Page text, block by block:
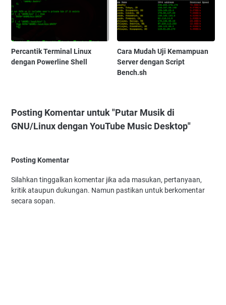
Percantik Terminal Linux
dengan Powerline Shell
Cara Mudah Uji Kemampuan
Server dengan Script
Bench.sh
Posting Komentar untuk "Putar Musik di
GNU/Linux dengan YouTube Music Desktop"
Posting Komentar
Silahkan tinggalkan komentar jika ada masukan, pertanyaan,
kritik ataupun dukungan. Namun pastikan untuk berkomentar
secara sopan.